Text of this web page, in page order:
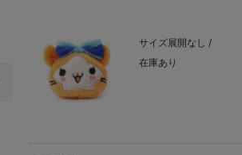
画像
サイズ展開なし /
在庫あり